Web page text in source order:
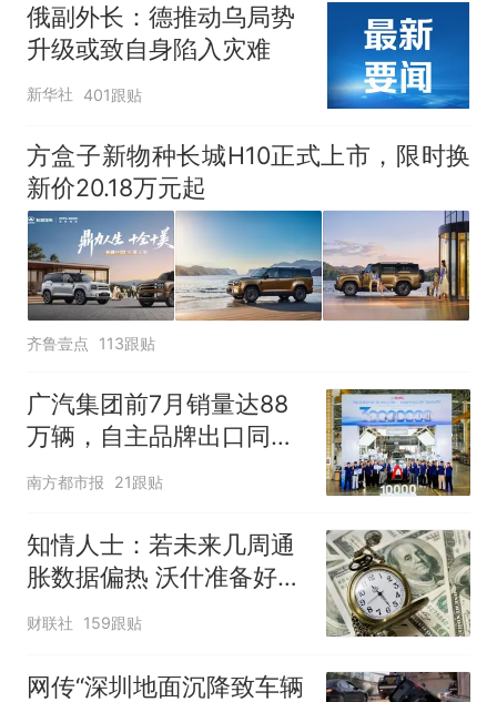
俄副外长：德推动乌局势
升级或致自身陷入灾难
新华社 401跟贴
方盒子新物种长城H10正式上市，限时换
新价20.18万元起
齐鲁壹点 113跟贴
广汽集团前7月销量达88
万辆，自主品牌出口同比
增130%
南方都市报 21跟贴
知情人士：若未来几周通
胀数据偏热 沃什准备好加
息
财联社 159跟贴
网传“深圳地面沉降致车辆